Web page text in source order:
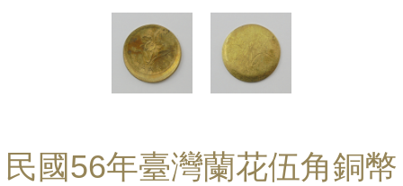
民國56年臺灣蘭花伍角銅幣